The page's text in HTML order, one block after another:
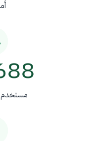
688
مستخدم